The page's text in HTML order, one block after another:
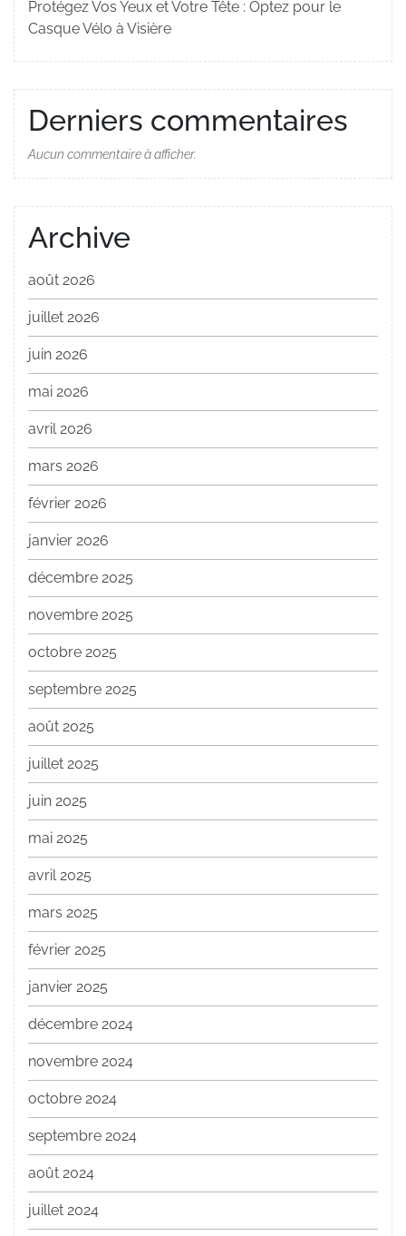
Protégez Vos Yeux et Votre Tête : Optez pour le
Casque Vélo à Visière
Derniers commentaires
Aucun commentaire à afficher.
Archive
août 2026
juillet 2026
juin 2026
mai 2026
avril 2026
mars 2026
février 2026
janvier 2026
décembre 2025
novembre 2025
octobre 2025
septembre 2025
août 2025
juillet 2025
juin 2025
mai 2025
avril 2025
mars 2025
février 2025
janvier 2025
décembre 2024
novembre 2024
octobre 2024
septembre 2024
août 2024
juillet 2024